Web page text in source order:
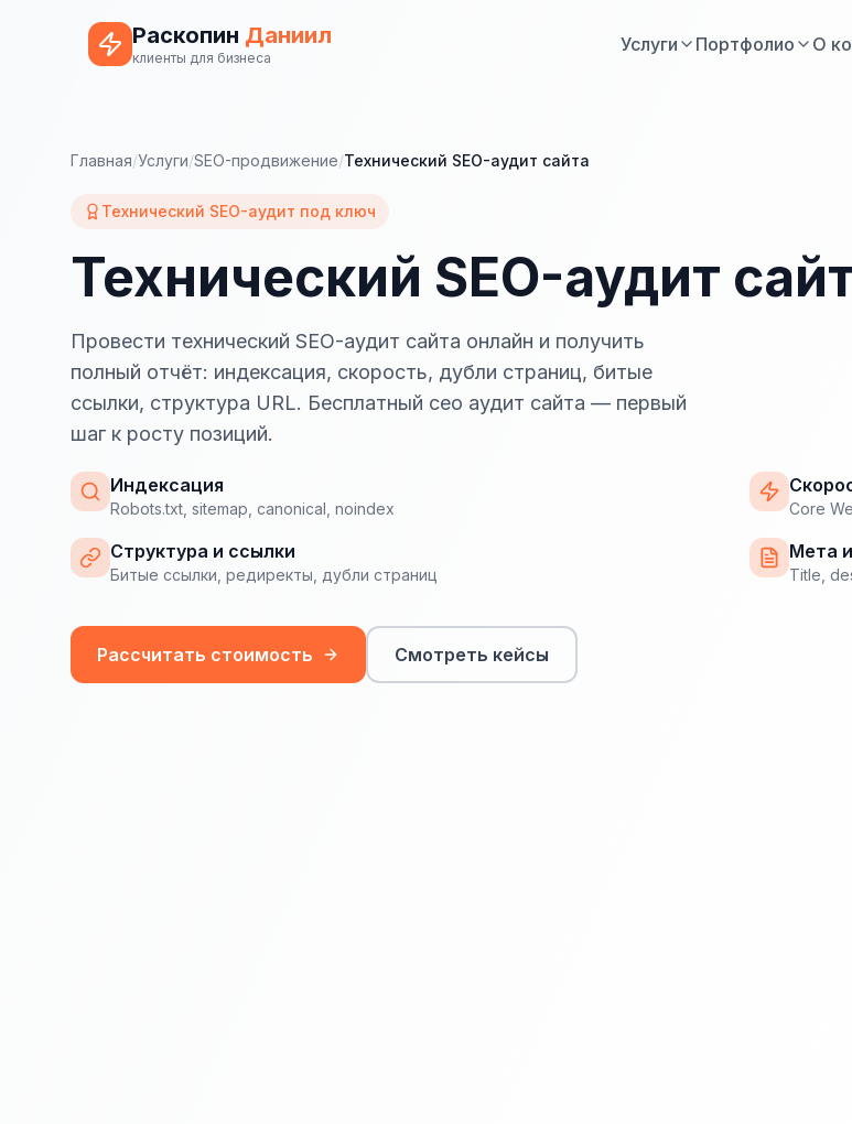
Раскопин Даниил
клиенты для бизнеса
Услуги Портфолио О
Главная/Услуги/SEO-продвижение/Технический SEO-аудит сайта
Технический SEO-аудит под ключ
Технический SEO-аудит
Провести технический SEO-аудит сайта онлайн и получить
полный отчёт: индексация, скорость, дубли страниц, битые
ссылки, структура URL. Бесплатный сео аудит сайта — первый
шаг к росту позиций.
Индексация
Robots.txt, sitemap, canonical, noindex Core
Структура и ссылки
Битые ссылки, редиректы, дубли страниц
Мета
Title,
Рассчитать стоимость Смотреть кейсы